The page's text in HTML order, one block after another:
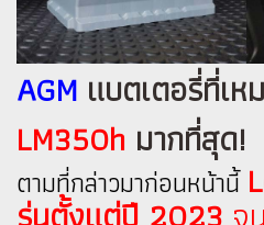
AGM แบตเตอรี่ที่เห
LM350h มากที่สุด!
ตามที่กล่าวมาก่อนหน้านี้